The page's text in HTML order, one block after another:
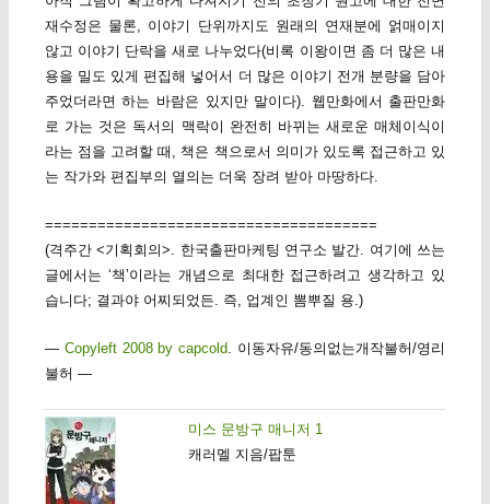
재수정은 물론, 이야기 단위까지도 원래의 연재분에 얽매이지
않고 이야기 단락을 새로 나누었다(비록 이왕이면 좀 더 많은 내
용을 밀도 있게 편집해 넣어서 더 많은 이야기 전개 분량을 담아
주었더라면 하는 바람은 있지만 말이다). 웹만화에서 출판만화
로 가는 것은 독서의 맥락이 완전히 바뀌는 새로운 매체이식이
라는 점을 고려할 때, 책은 책으로서 의미가 있도록 접근하고 있
는 작가와 편집부의 열의는 더욱 장려 받아 마땅하다.
======================================
(격주간 <기획회의>. 한국출판마케팅 연구소 발간. 여기에 쓰는
글에서는 ‘책’이라는 개념으로 최대한 접근하려고 생각하고 있
습니다; 결과야 어찌되었든. 즉, 업계인 뽐뿌질 용.)
— Copyleft 2008 by capcold. 이동자유/동의없는개작불허/영리
불허 —
미스 문방구 매니저 1
캐러멜 지음/팝툰